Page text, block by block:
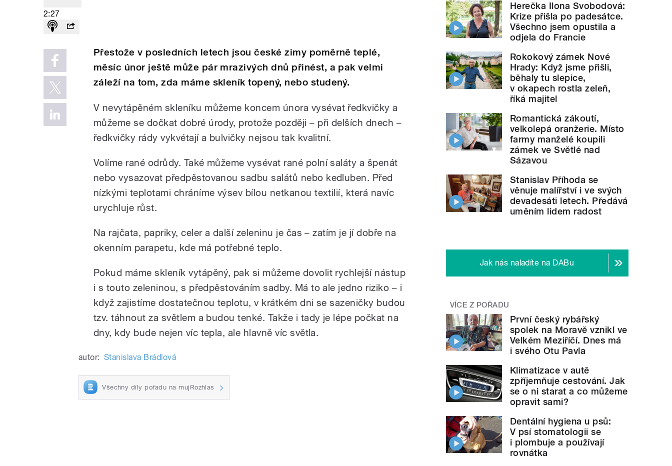
2:27
Přestože v posledních letech jsou české zimy poměrně teplé,
měsíc únor ještě může pár mrazivých dnů přinést, a pak velmi
záleží na tom, zda máme skleník topený, nebo studený.
V nevytápěném skleníku můžeme koncem února vysévat ředkvičky a
můžeme se dočkat dobré úrody, protože později – při delších dnech –
ředkvičky rády vykvétají a bulvičky nejsou tak kvalitní.
Volíme rané odrůdy. Také můžeme vysévat rané polní saláty a špenát
nebo vysazovat předpěstovanou sadbu salátů nebo kedluben. Před
nízkými teplotami chráníme výsev bílou netkanou textilií, která navíc
urychluje růst.
Na rajčata, papriky, celer a další zeleninu je čas – zatím je jí dobře na
okenním parapetu, kde má potřebné teplo.
Pokud máme skleník vytápěný, pak si můžeme dovolit rychlejší nástup
i s touto zeleninou, s předpěstováním sadby. Má to ale jedno riziko – i
když zajistíme dostatečnou teplotu, v krátkém dni se sazeničky budou
tzv. táhnout za světlem a budou tenké. Takže i tady je lépe počkat na
dny, kdy bude nejen víc tepla, ale hlavně víc světla.
autor: Stanislava Brádlová
Všechny díly pořadu na mujRozhlas
Herečka Ilona Svobodová:
Krize přišla po padesátce.
Všechno jsem opustila a
odjela do Francie
Rokokový zámek Nové
Hrady: Když jsme přišli,
běhaly tu slepice,
v okapech rostla zeleň,
říká majitel
Romantická zákoutí,
velkolepá oranžerie. Místo
farmy manželé koupili
zámek ve Světlé nad
Sázavou
Stanislav Příhoda se
věnuje malířství i ve svých
devadesáti letech. Předává
uměním lidem radost
Jak nás naladíte na DABu
VÍCE Z POŘADU
První český rybářský
spolek na Moravě vznikl ve
Velkém Meziříčí. Dnes má
i svého Otu Pavla
Klimatizace v autě
zpříjemňuje cestování. Jak
se o ni starat a co můžeme
opravit sami?
Dentální hygiena u psů:
V psí stomatologii se
i plombuje a používají
rovnátka